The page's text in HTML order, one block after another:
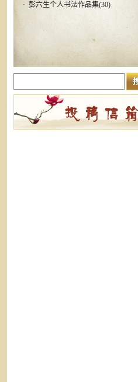
· 彭六生个人书法作品集(30)